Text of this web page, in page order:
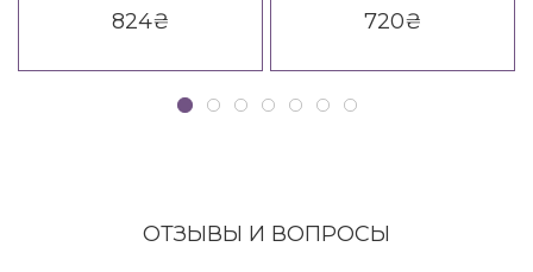
824₴
Must Have Light Drops
720₴
ОТЗЫВЫ И ВОПРОСЫ